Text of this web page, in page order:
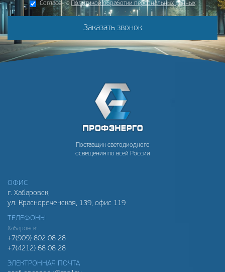
Согласен с Политикой обработки персональных данных
Заказать звонок
Поставщик светодиодного
освещения по всей России
ОФИС
г. Хабаровск,
ул. Краснореченская, 139, офис 119
ТЕЛЕФОНЫ
Хабаровск:
+7(909) 802 08 28
+7(4212) 68 08 28
ЭЛЕКТРОННАЯ ПОЧТА